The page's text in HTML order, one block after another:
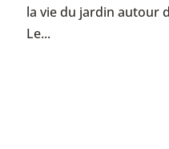
la vie du jardin autour
Le...